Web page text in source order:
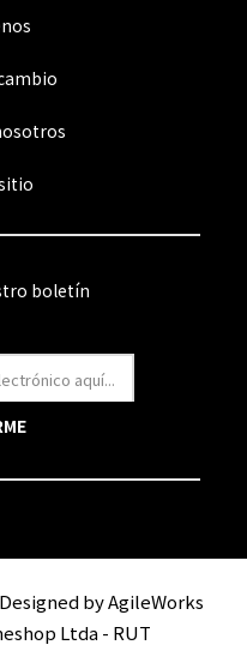
boletín
Designed byAgileWorks
Ltda - RUT